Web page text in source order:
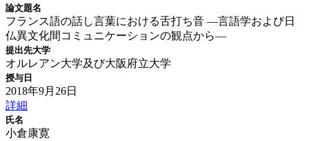
論文題名
フランス語の話し言葉における舌打ち音 ―言語学および日
仏異文化間コミュニケーションの観点から―
提出先大学
オルレアン大学及び大阪府立大学
授与日
2018年9月26日
詳細
氏名
小倉康寛